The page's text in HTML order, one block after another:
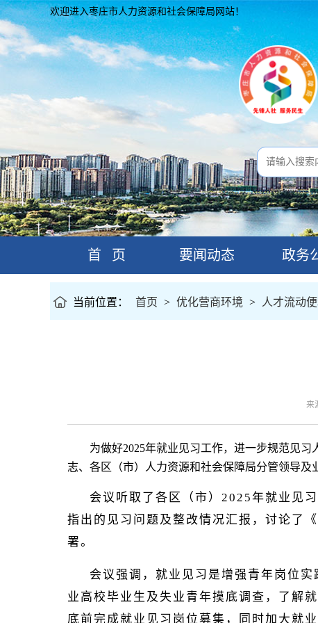
欢迎进入枣庄市人力资源和社会保障局网站！
首 页 要闻动态 政务
当前位置： 首页 > 优化营商环境 > 人才流动
来
为做好2025年就业见习工作，进一步规范见
志、各区（市）人力资源和社会保障局分管领导及
会议听取了各区（市）2025年就业见
指出的见习问题及整改情况汇报，讨论了
署。
会议强调，就业见习是增强青年岗位
业高校毕业生及失业青年摸底调查，了解
底前完成就业见习岗位募集，同时加大就